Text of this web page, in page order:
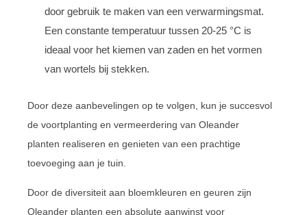
door gebruik te maken van een verwarmingsmat.
Een constante temperatuur tussen 20-25 °C is
ideaal voor het kiemen van zaden en het vormen
van wortels bij stekken.
Door deze aanbevelingen op te volgen, kun je succesvol
de voortplanting en vermeerdering van Oleander
planten realiseren en genieten van een prachtige
toevoeging aan je tuin.
Door de diversiteit aan bloemkleuren en geuren zijn
Oleander planten een absolute aanwinst voor